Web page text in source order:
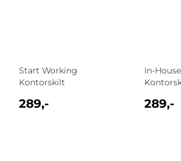
Start Working
Kontorskilt
289,-
In-
289,-